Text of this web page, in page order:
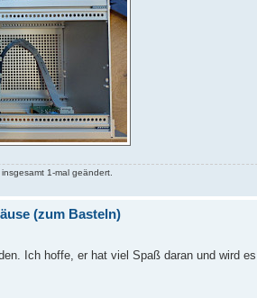
1-mal geändert.
(zum Basteln)
Ich hoffe, er hat viel Spaß daran und wird